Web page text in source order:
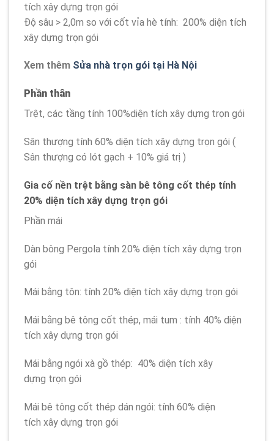
tích xây dựng trọn gói
Độ sâu > 2,0m so với cốt vỉa hè tính: 200% diện tích
xây dựng trọn gói
Xem thêm Sửa nhà trọn gói tại Hà Nội
Phần thân
Trệt, các tầng tính 100%diện tích xây dựng trọn gói
Sân thượng tính 60% diện tích xây dựng trọn gói (
Sân thượng có lót gạch + 10% giá trị )
Gia cố nền trệt bằng sàn bê tông cốt thép tính
20% diện tích xây dựng trọn gói
Phần mái
Dàn bông Pergola tính 20% diện tích xây dựng trọn
gói
Mái bằng tôn: tính 20% diện tích xây dựng trọn gói
Mái bằng bê tông cốt thép, mái tum : tính 40% diện
tích xây dựng trọn gói
Mái bằng ngói xà gồ thép: 40% diện tích xây
dựng trọn gói
Mái bê tông cốt thép dán ngói: tính 60% diện
tích xây dựng trọn gói